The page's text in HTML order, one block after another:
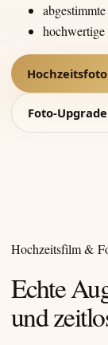
Foto-
Hochzeitsfilm &
Echte
und